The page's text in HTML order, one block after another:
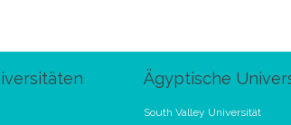
Ägyptische
South Valley Universität